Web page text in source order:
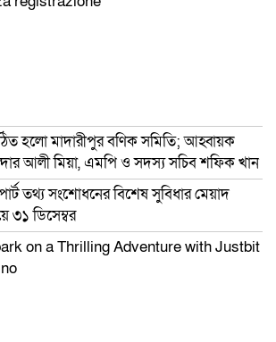
হলো মাদারীপুর বণিক সমিতি; আহ্বায়ক
আলী মিয়া, এমপি ও সদস্য সচিব শফিক খান
তথ্য সংশোধনের বিশেষ সুবিধার মেয়াদ
৩১ ডিসেম্বর
on a Thrilling Adventure with Justbit